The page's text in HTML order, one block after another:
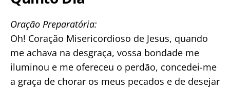
Oração Preparatória:
Oh! Coração Misericordioso de Jesus, quando
me achava na desgraça, vossa bondade me
iluminou e me ofereceu o perdão, concedei-me
a graça de chorar os meus pecados e de desejar